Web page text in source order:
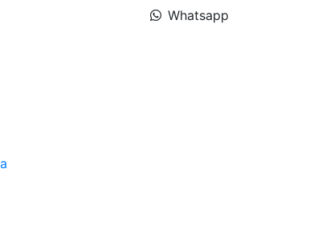
Whatsapp